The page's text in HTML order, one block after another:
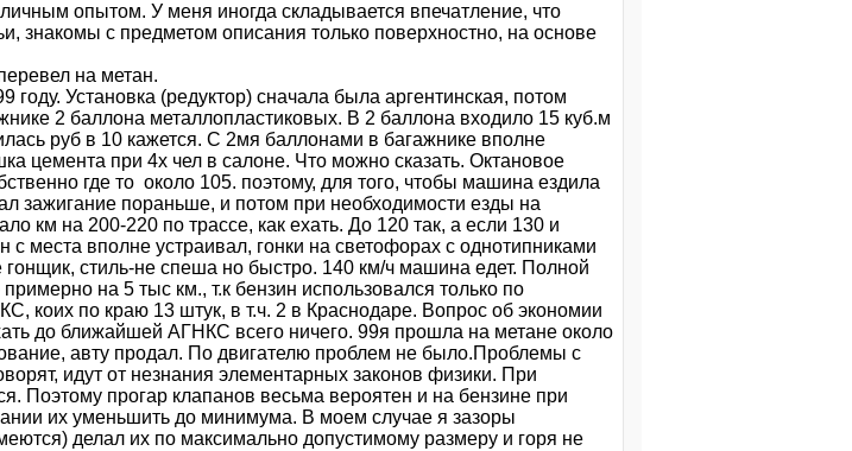
опытом. У меня иногда складывается впечатление, что
знакомы с предметом описания только поверхностно, на основе
на метан.
году. Установка (редуктор) сначала была аргентинская, потом
2 баллона металлопластиковых. В 2 баллона входило 15 куб.м
руб в 10 кажется. С 2мя баллонами в багажнике вполне
цемента при 4х чел в салоне. Что можно сказать. Октановое
где то около 105. поэтому, для того, чтобы машина ездила
зажигание пораньше, и потом при необходимости езды на
км на 200-220 по трассе, как ехать. До 120 так, а если 130 и
с места вполне устраивал, гонки на светофорах с однотипниками
гонщик, стиль-не спеша но быстро. 140 км/ч машина едет. Полной
на 5 тыс км., т.к бензин использовался только по
коих по краю 13 штук, в т.ч. 2 в Краснодаре. Вопрос об экономии
до ближайшей АГНКС всего ничего. 99я прошла на метане около
авту продал. По двигателю проблем не было.Проблемы с
идут от незнания элементарных законов физики. При
Поэтому прогар клапанов весьма вероятен и на бензине при
их уменьшить до минимума. В моем случае я зазоры
делал их по максимально допустимому размеру и горя не